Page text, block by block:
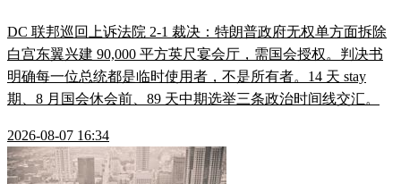
DC 联邦巡回上诉法院 2-1 裁决：特朗普政府无权单方面拆除
白宫东翼兴建 90,000 平方英尺宴会厅，需国会授权。判决书
明确每一位总统都是临时使用者，不是所有者。14 天 stay
期、8 月国会休会前、89 天中期选举三条政治时间线交汇。
2026-08-07 16:34